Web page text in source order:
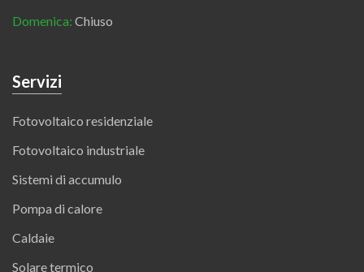
Domenica: Chiuso
Servizi
Fotovoltaico residenziale
Fotovoltaico industriale
Sistemi di accumulo
Pompa di calore
Caldaie
Solare termico